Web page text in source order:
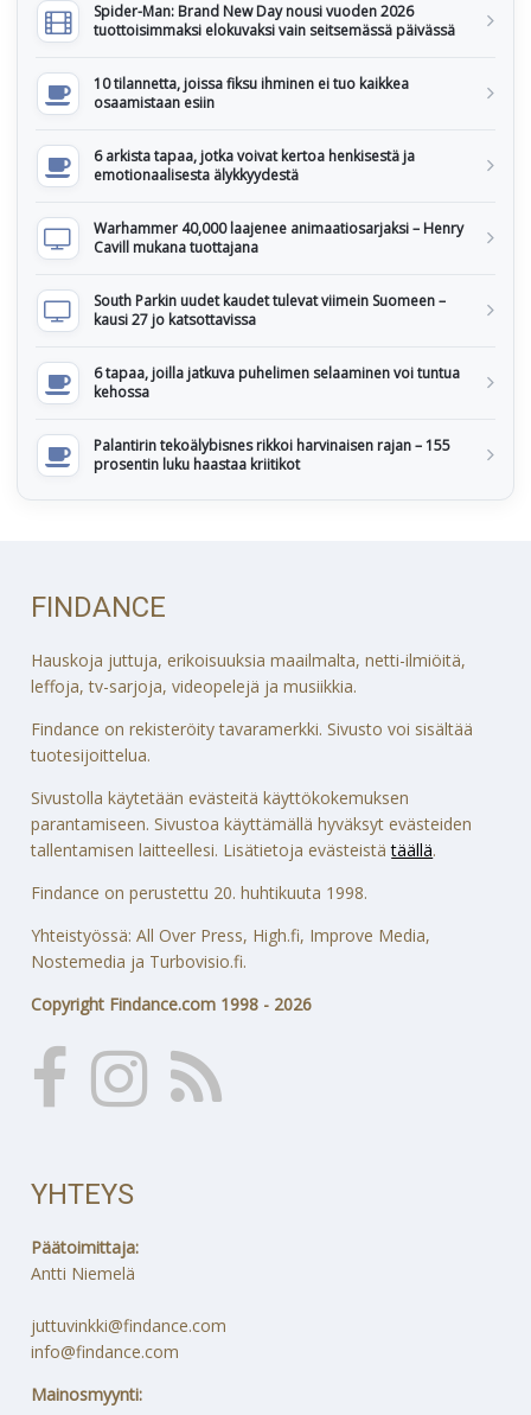
Spider-Man: Brand New Day nousi vuoden 2026
tuottoisimmaksi elokuvaksi vain seitsemässä päivässä
10 tilannetta, joissa fiksu ihminen ei tuo kaikkea
osaamistaan esiin
6 arkista tapaa, jotka voivat kertoa henkisestä ja
emotionaalisesta älykkyydestä
Warhammer 40,000 laajenee animaatiosarjaksi – Henry
Cavill mukana tuottajana
South Parkin uudet kaudet tulevat viimein Suomeen –
kausi 27 jo katsottavissa
6 tapaa, joilla jatkuva puhelimen selaaminen voi tuntua
kehossa
Palantirin tekoälybisnes rikkoi harvinaisen rajan – 155
prosentin luku haastaa kriitikot
FINDANCE
Hauskoja juttuja, erikoisuuksia maailmalta, netti-ilmiöitä,
leffoja, tv-sarjoja, videopelejä ja musiikkia.
Findance on rekisteröity tavaramerkki. Sivusto voi sisältää
tuotesijoittelua.
Sivustolla käytetään evästeitä käyttökokemuksen
parantamiseen. Sivustoa käyttämällä hyväksyt evästeiden
tallentamisen laitteellesi. Lisätietoja evästeistätäällä.
Findance on perustettu 20. huhtikuuta 1998.
Yhteistyössä: All Over Press, High.fi, Improve Media,
Nostemedia ja Turbovisio.fi.
Copyright Findance.com 1998 - 2026
YHTEYS
Päätoimittaja:
Antti Niemelä
juttuvinkki@findance.com
info@findance.com
Mainosmyynti: